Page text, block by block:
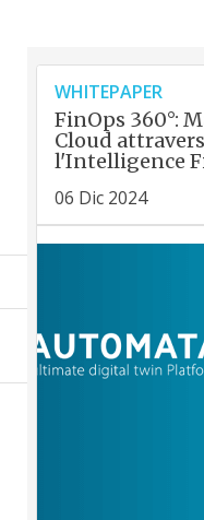
WHITEPAPER
FinOps 360°:
Cloud
l'Intelligence
06 Dic 2024